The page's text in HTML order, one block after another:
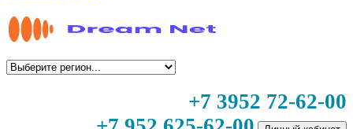
+7 3952 72-62-00